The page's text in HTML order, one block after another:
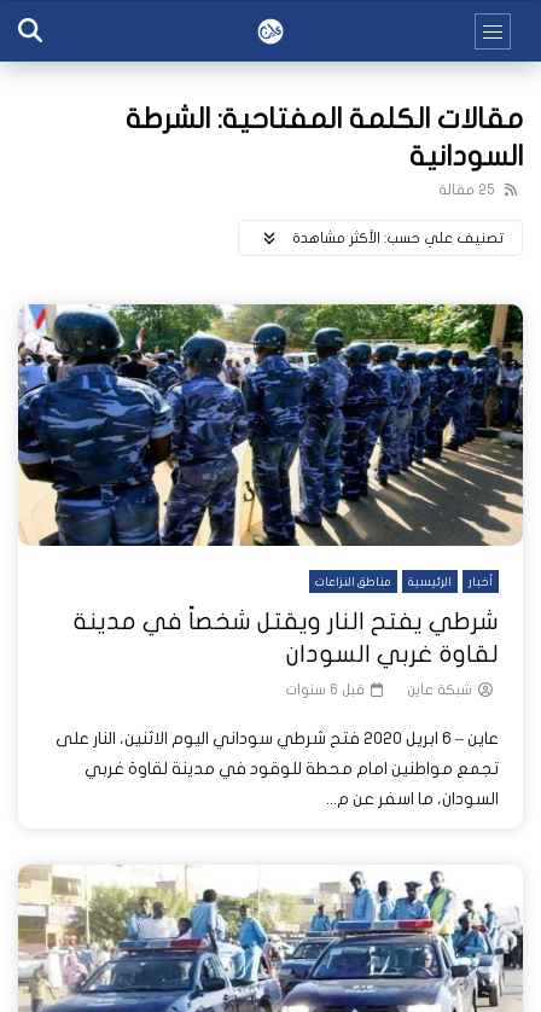
مقالات الكلمة المفتاحية: الشرطة
السودانية
25 مقالة
تصنيف علي حسب: اﻷكثر مشاهدة
أخبار الرئيسية مناطق النزاعات
شرطي يفتح النار ويقتل شخصاً في مدينة
لقاوة غربي السودان
شبكة عاين قبل 6 سنوات
عاين – 6 ابريل 2020 فتح شرطي سوداني اليوم الاثنين، النار على
تجمع مواطنين امام محطة للوقود في مدينة لقاوة غربي
السودان، ما اسفر عن م...